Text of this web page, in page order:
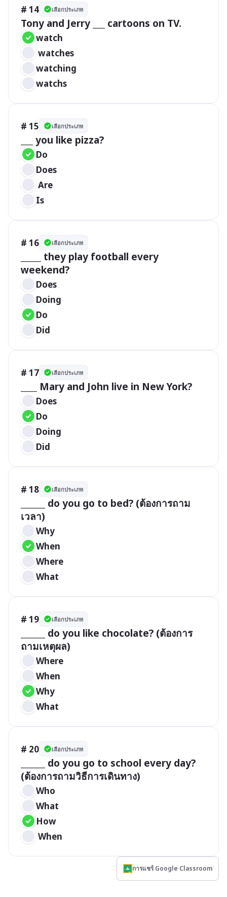
# 14 เลือกประเภท
Tony and Jerry ___ cartoons on TV.
watch
watches
watching
watchs
# 15 เลือกประเภท
___ you like pizza?
Do
Does
Are
Is
# 16 เลือกประเภท
_____ they play football every
weekend?
Does
Doing
Do
Did
# 17 เลือกประเภท
____ Mary and John live in New York?
Does
Do
Doing
Did
# 18 เลือกประเภท
______ do you go to bed? (ต้องการถาม
เวลา)
Why
When
Where
What
# 19 เลือกประเภท
______ do you like chocolate? (ต้องการ
ถามเหตุผล)
Where
When
Why
What
# 20 เลือกประเภท
______ do you go to school every day?
(ต้องการถามวิธีการเดินทาง)
Who
What
How
When
การแชร์ Google Classroom